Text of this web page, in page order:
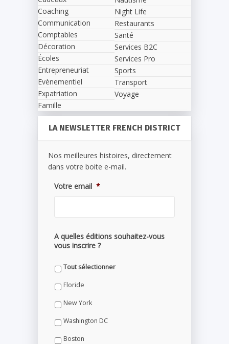
Coaching
Communication
Comptables
Décoration
Écoles
Entrepreneuriat
Evènementiel
Expatriation
Famille
Night Life
Restaurants
Santé
Services B2C
Services Pro
Sports
Transport
Voyage
LA NEWSLETTER FRENCH DISTRICT
Nos meilleures histoires, directement
dans votre boite e-mail.
Votre email *
A quelles éditions souhaitez-vous
vous inscrire ?
Tout sélectionner
Floride
New York
Washington DC
Boston